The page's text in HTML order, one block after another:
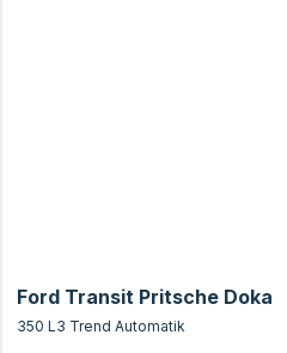
Ford Transit Pritsche Doka
350 L3 Trend Automatik